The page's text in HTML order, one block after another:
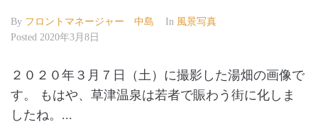
By フロントマネージャー 中島 In 風景写真
Posted 2020年3月8日
２０２０年３月７日（土）に撮影した湯畑の画像で
す。 もはや、草津温泉は若者で賑わう街に化しま
したね。...